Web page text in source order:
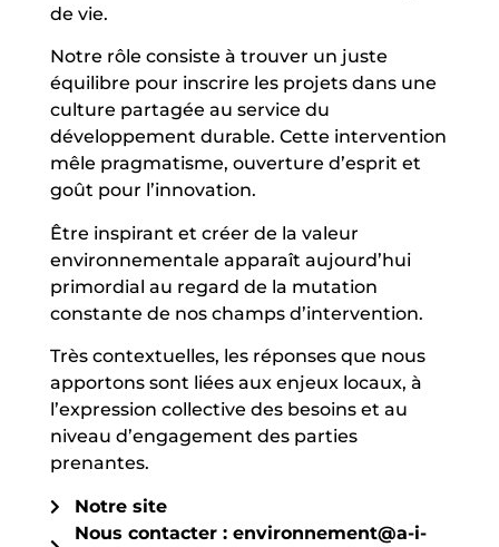
de vie.
Notre rôle consiste à trouver un juste
équilibre pour inscrire les projets dans une
culture partagée au service du
développement durable. Cette intervention
mêle pragmatisme, ouverture d’esprit et
goût pour l’innovation.
Être inspirant et créer de la valeur
environnementale apparaît aujourd’hui
primordial au regard de la mutation
constante de nos champs d’intervention.
Très contextuelles, les réponses que nous
apportons sont liées aux enjeux locaux, à
l’expression collective des besoins et au
niveau d’engagement des parties
prenantes.
Notre site
Nous contacter : environnement@a-i-